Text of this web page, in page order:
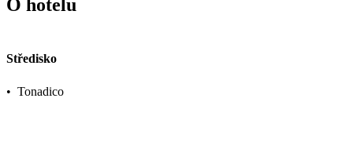
O hotelu
Středisko
• Tonadico